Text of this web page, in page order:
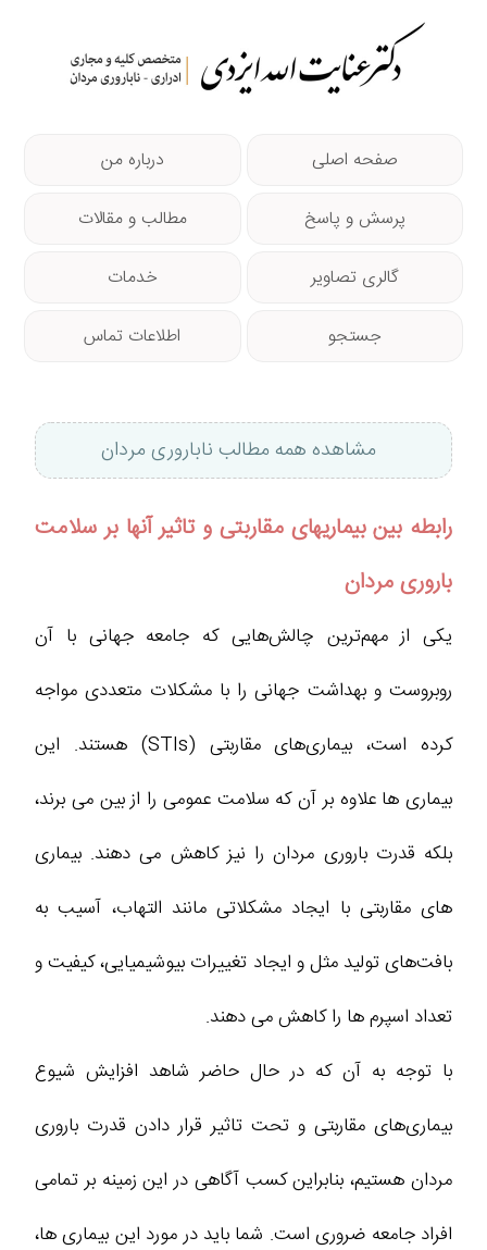
صفحه اصلی درباره من
پرسش و پاسخ مطالب و مقالات
گالری تصاویر خدمات
جستجو اطلاعات تماس
مشاهده همه مطالب ناباروری مردان
رابطه بین بیماریهای مقاربتی و تاثیر آنها بر سلامت
باروری مردان
یکی از مهم‌ترین چالش‌هایی که جامعه جهانی با آن
روبروست و بهداشت جهانی را با مشکلات متعددی مواجه
کرده است، بیماری‌های مقاربتی (STIs) هستند. این
بیماری‌ ها علاوه بر آن که سلامت عمومی را از بین می‌ برند،
بلکه قدرت باروری مردان را نیز کاهش می‌ دهند. بیماری‌
های مقاربتی با ایجاد مشکلاتی مانند التهاب، آسیب به
بافت‌های تولید مثل و ایجاد تغییرات بیوشیمیایی، کیفیت و
تعداد اسپرم‌ ها را کاهش می‌ دهند.
با توجه به آن که در حال حاضر شاهد افزایش شیوع
بیماری‌های مقاربتی و تحت تاثیر قرار دادن قدرت باروری
مردان هستیم، بنابراین کسب آگاهی در این زمینه بر تمامی
افراد جامعه ضروری است. شما باید در مورد این بیماری‌ ها،